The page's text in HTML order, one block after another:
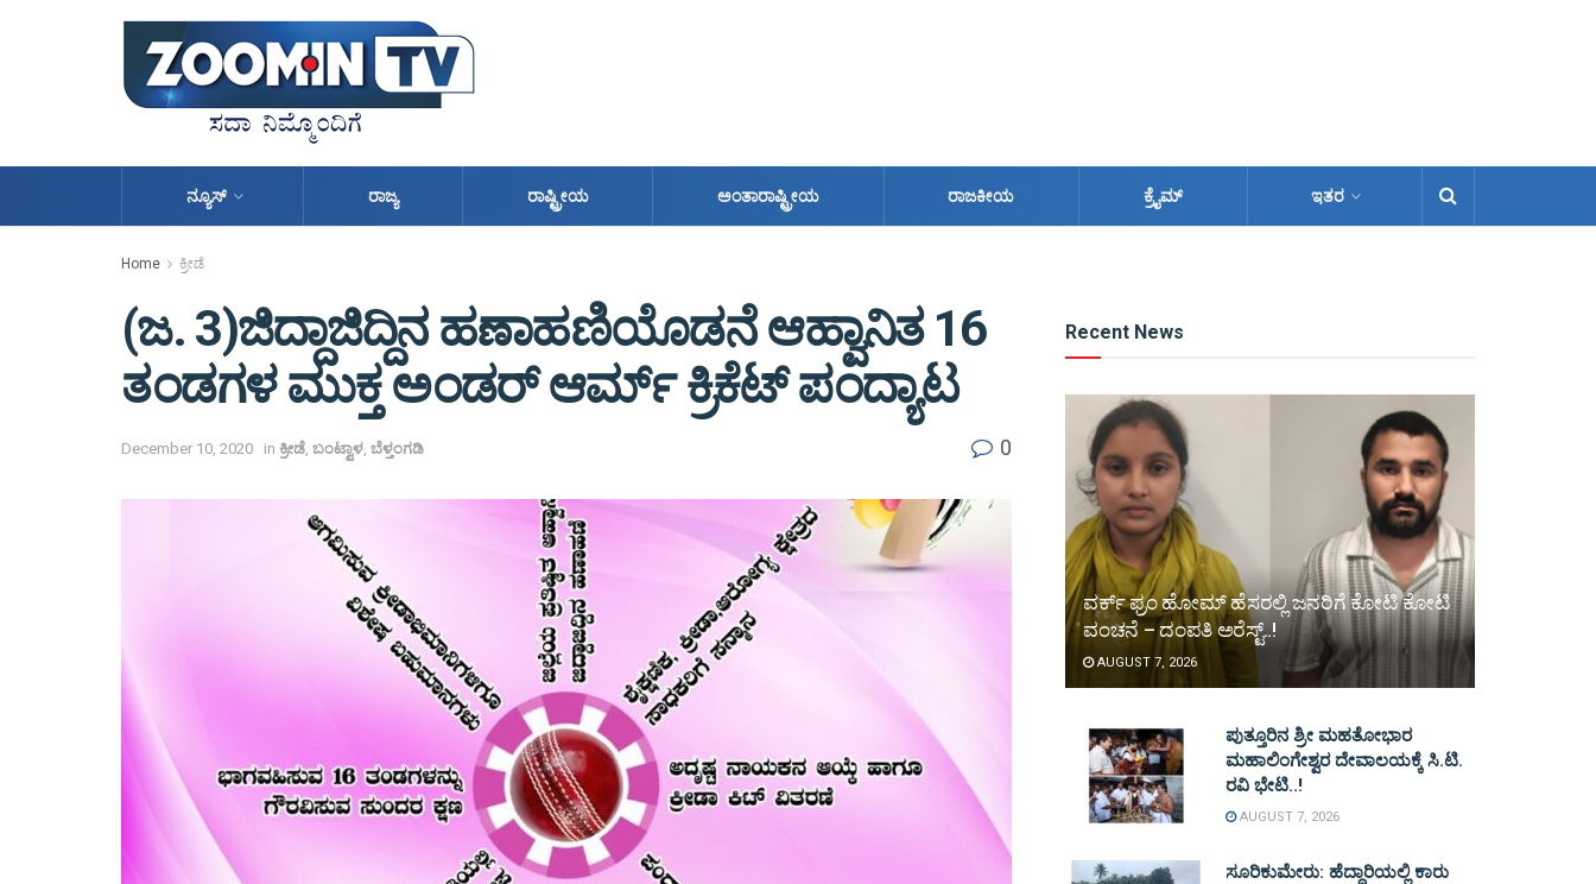
ನ್ಯೂಸ್ ರಾಜ್ಯ ರಾಷ್ಟ್ರೀಯ ಅಂತಾರಾಷ್ಟ್ರೀಯ ರಾಜಕೀಯ ಕ್ರೈಮ್ ಇತರ
Home ಕ್ರೀಡೆ
(ಜ. 3)ಜಿದ್ದಾಜಿದ್ದಿನ ಹಣಾಹಣಿಯೊಡನೆ ಆಹ್ವಾನಿತ 16
ತಂಡಗಳ ಮುಕ್ತ ಅಂಡರ್ ಆರ್ಮ್ ಕ್ರಿಕೆಟ್ ಪಂದ್ಯಾಟ
December 10, 2020 in ಕ್ರೀಡೆ ಬಂಟ್ವಾಳ ಬೆಳ್ತಂಗಡಿ 0
Recent News
ವರ್ಕ್ ಫ್ರಂ ಹೋಮ್ ಹೆಸರಲ್ಲಿ ಜನರಿಗೆ ಕೋಟಿ ಕೋಟಿ
ವಂಚನೆ – ದಂಪತಿ ಅರೆಸ್ಟ್..!
AUGUST 7, 2026
ಪುತ್ತೂರಿನ ಶ್ರೀ ಮಹತೋಭಾರ
ಮಹಾಲಿಂಗೇಶ್ವರ ದೇವಾಲಯಕ್ಕೆ ಸಿ.ಟಿ.
ರವಿ ಭೇಟಿ..!
AUGUST 7, 2026
ಸೂರಿಕುಮೇರು: ಹೆದ್ದಾರಿಯಲ್ಲಿ ಕಾರು